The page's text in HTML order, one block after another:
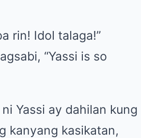
rin! Idol talaga!”
“Yassi is so
Yassi ay dahilan kung
kanyang kasikatan,